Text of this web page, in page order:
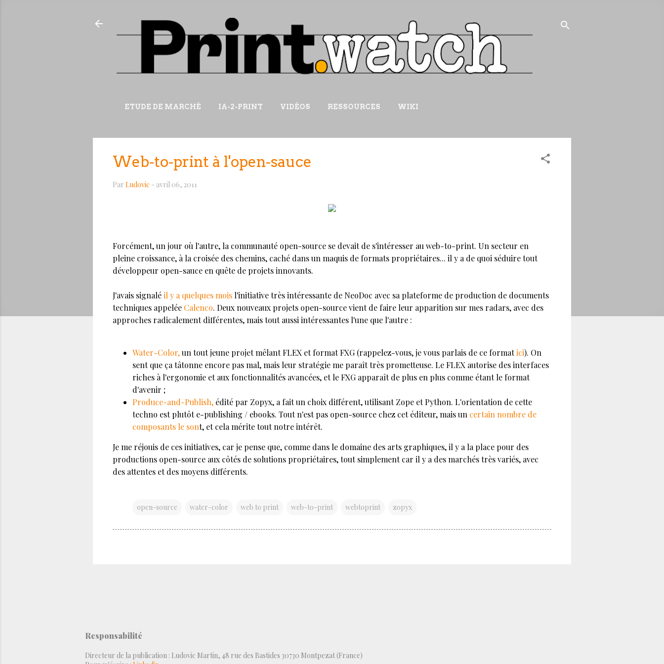
ETUDE DE MARCHÉ IA-2-PRINT VIDÉOS RESSOURCES WIKI
Web-to-print à l'open-sauce
Par Ludovic - avril 06, 2011
Forcément, un jour où l'autre, la communauté open-source se devait de s'intéresser au web-to-print. Un secteur en
pleine croissance, à la croisée des chemins, caché dans un maquis de formats propriétaires... il y a de quoi séduire tout
développeur open-sauce en quête de projets innovants.
J'avais signaléil y a quelques mois l'initiative très intéressante de NeoDoc avec sa plateforme de production de documents
techniques appelée Calenco. Deux nouveaux projets open-source vient de faire leur apparition sur mes radars, avec des
approches radicalement différentes, mais tout aussi intéressantes l'une que l'autre :
Water-Color,un tout jeune projet mêlant FLEX et format FXG (rappelez-vous, je vous parlais de ce formatici). On
sent que ça tâtonne encore pas mal, mais leur stratégie me paraît très prometteuse. Le FLEX autorise des interfaces
riches à l'ergonomie et aux fonctionnalités avancées, et le FXG apparaît de plus en plus comme étant le format
d'avenir ;
Produce-and-Publish, édité par Zopyx, a fait un choix différent, utilisant Zope et Python. L'orientation de cette
techno est plutôt e-publishing / ebooks. Tout n'est pas open-source chez cet éditeur, mais un certain nombre de
composants le sont, et cela mérite tout notre intérêt.
Je me réjouis de ces initiatives, car je pense que, comme dans le domaine des arts graphiques, il y a la place pour des
productions open-source aux côtés de solutions propriétaires, tout simplement car il y a des marchés très variés, avec
des attentes et des moyens différents.
open-source water-color web to print web-to-print webtoprint zopyx
Responsabilité
Directeur de la publication : Ludovic Martin, 48 rue des Bastides 30730 Montpezat (France)